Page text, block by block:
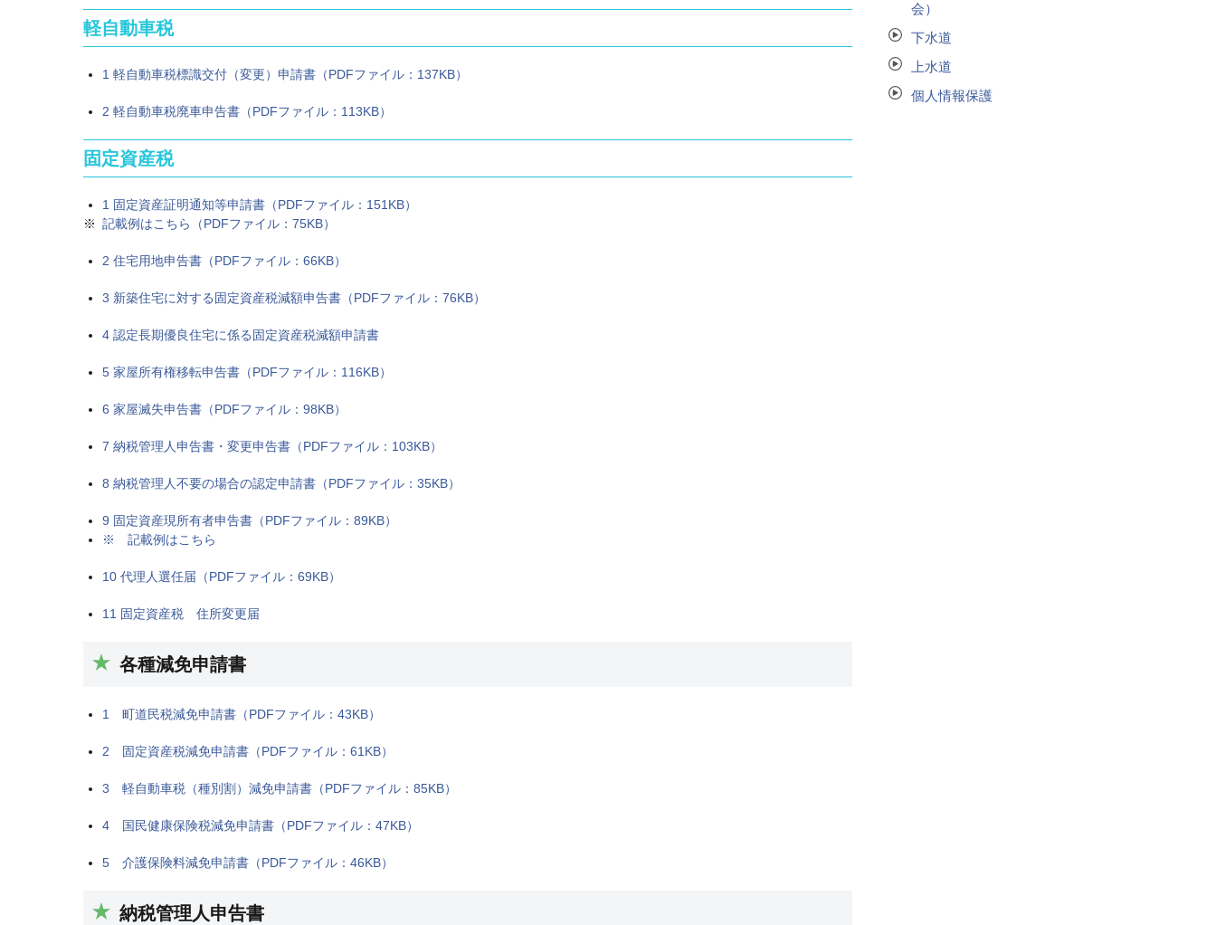
軽自動車税
1 軽自動車税標識交付（変更）申請書（PDFファイル：137KB）
2 軽自動車税廃車申告書（PDFファイル：113KB）
固定資産税
1 固定資産証明通知等申請書（PDFファイル：151KB）
記載例はこちら（PDFファイル：75KB）
2 住宅用地申告書（PDFファイル：66KB）
3 新築住宅に対する固定資産税減額申告書（PDFファイル：76KB）
4 認定長期優良住宅に係る固定資産税減額申請書
5 家屋所有権移転申告書（PDFファイル：116KB）
6 家屋滅失申告書（PDFファイル：98KB）
7 納税管理人申告書・変更申告書（PDFファイル：103KB）
8 納税管理人不要の場合の認定申請書（PDFファイル：35KB）
9 固定資産現所有者申告書（PDFファイル：89KB）
※ 記載例はこちら
10 代理人選任届（PDFファイル：69KB）
11 固定資産税 住所変更届
各種減免申請書
1 町道民税減免申請書（PDFファイル：43KB）
2 固定資産税減免申請書（PDFファイル：61KB）
3 軽自動車税（種別割）減免申請書（PDFファイル：85KB）
4 国民健康保険税減免申請書（PDFファイル：47KB）
5 介護保険料減免申請書（PDFファイル：46KB）
納税管理人申告書
会）
下水道
上水道
個人情報保護